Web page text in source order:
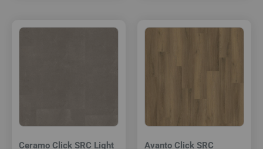
Ceramo Click SRC Light
Avanto Click SRC